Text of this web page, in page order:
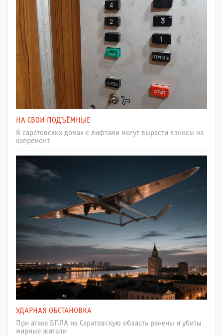
НА СВОИ ПОДЪЁМНЫЕ
В саратовских домах с лифтами могут вырасти взносы на
капремонт
УДАРНАЯ ОБСТАНОВКА
При атаке БПЛА на Саратовскую область ранены и убиты
мирные жители